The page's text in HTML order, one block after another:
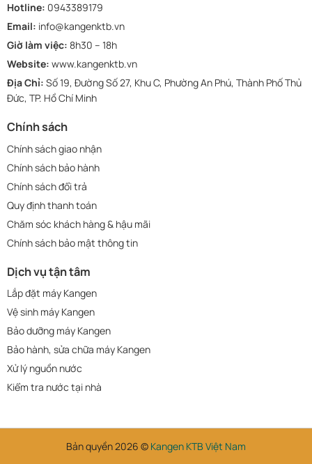
Hotline: 0943389179
Email: info@kangenktb.vn
Giờ làm việc: 8h30 – 18h
Website: www.kangenktb.vn
Địa Chỉ: Số 19, Đường Số 27, Khu C, Phường An Phú, Thành Phố Thủ
Đức, TP. Hồ Chí Minh
Chính sách
Chính sách giao nhận
Chính sách bảo hành
Chính sách đổi trả
Quy định thanh toán
Chăm sóc khách hàng & hậu mãi
Chính sách bảo mật thông tin
Dịch vụ tận tâm
Lắp đặt máy Kangen
Vệ sinh máy Kangen
Bảo dưỡng máy Kangen
Bảo hành, sửa chữa máy Kangen
Xử lý nguồn nước
Kiểm tra nước tại nhà
Bản quyền 2026 © Kangen KTB Việt Nam